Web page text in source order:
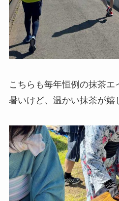
こちらも毎年恒例の抹茶エ
暑いけど、温かい抹茶が嬉